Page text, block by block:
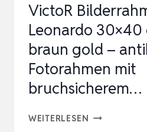
–
ECHTGLAS…
VictoR
Leonardo 30×40
braun gold –
Fotorahmen mit
bruchsicherem…
WEITERLESEN VICTOR